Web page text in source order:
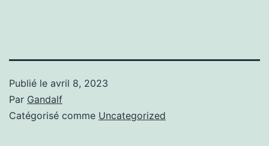
Publié le avril 8, 2023
Par Gandalf
Catégorisé comme Uncategorized